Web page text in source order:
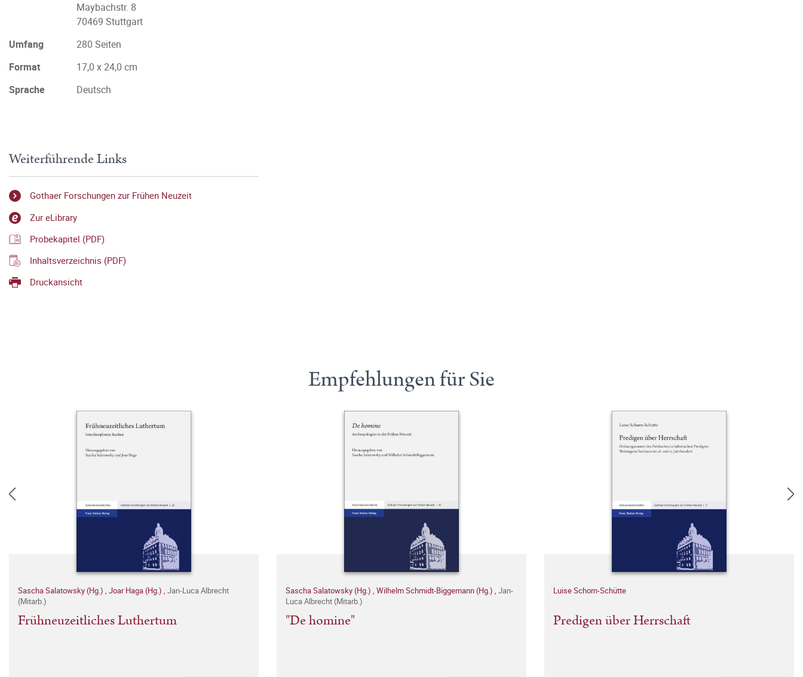
Maybachstr. 8
70469 Stuttgart
Umfang
280 Seiten
Format
17,0 x 24,0 cm
Sprache
Deutsch
Weiterführende Links
Gothaer Forschungen zur Frühen Neuzeit
Zur eLibrary
Probekapitel (PDF)
Inhaltsverzeichnis (PDF)
Druckansicht
Empfehlungen für Sie
Sascha Salatowsky (Hg.) , Joar Haga (Hg.) , Jan-Luca Albrecht
(Mitarb.)
Frühneuzeitliches Luthertum
Sascha Salatowsky (Hg.) , Wilhelm Schmidt-Biggemann (Hg.) , Jan-
Luca Albrecht (Mitarb.)
"De homine"
Luise Schorn-Schütte
Predigen über Herrschaft